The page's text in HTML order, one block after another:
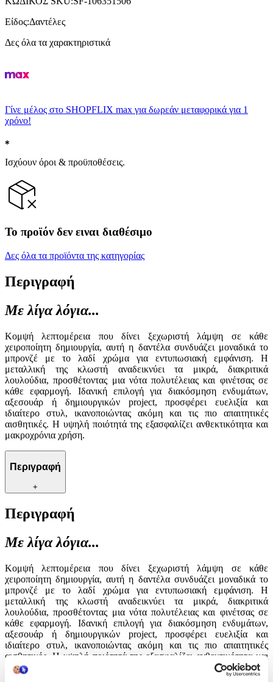
Είδος:Δαντέλες
Δες όλα τα χαρακτηριστικά
Γίνε μέλος στο SHOPFLIX max για δωρεάν μεταφορικά για 1
χρόνο!
Ισχύουν όροι & προϋποθέσεις.
Το προϊόν δεν ειναι διαθέσιμο
Δες όλα τα προϊόντα της κατηγορίας
Περιγραφή
Με λίγα λόγια...
Κομψή λεπτομέρεια που δίνει ξεχωριστή λάμψη σε κάθε
χειροποίητη δημιουργία, αυτή η δαντέλα συνδυάζει μοναδικά το
μπρονζέ με το λαδί χρώμα για εντυπωσιακή εμφάνιση. Η
μεταλλική της κλωστή αναδεικνύει τα μικρά, διακριτικά
λουλούδια, προσθέτοντας μια νότα πολυτέλειας και φινέτσας σε
κάθε εφαρμογή. Ιδανική επιλογή για διακόσμηση ενδυμάτων,
αξεσουάρ ή δημιουργικών project, προσφέρει ευελιξία και
ιδιαίτερο στυλ, ικανοποιώντας ακόμη και τις πιο απαιτητικές
αισθητικές. Η υψηλή ποιότητά της εξασφαλίζει ανθεκτικότητα και
μακροχρόνια χρήση.
Περιγραφή
+
Περιγραφή
Με λίγα λόγια...
Κομψή λεπτομέρεια που δίνει ξεχωριστή λάμψη σε κάθε
χειροποίητη δημιουργία, αυτή η δαντέλα συνδυάζει μοναδικά το
μπρονζέ με το λαδί χρώμα για εντυπωσιακή εμφάνιση. Η
μεταλλική της κλωστή αναδεικνύει τα μικρά, διακριτικά
λουλούδια, προσθέτοντας μια νότα πολυτέλειας και φινέτσας σε
κάθε εφαρμογή. Ιδανική επιλογή για διακόσμηση ενδυμάτων,
αξεσουάρ ή δημιουργικών project, προσφέρει ευελιξία και
ιδιαίτερο στυλ, ικανοποιώντας ακόμη και τις πιο απαιτητικές
αισθητικές. Η υψηλή ποιότητά της εξασφαλίζει ανθεκτικότητα και
μακροχρόνια χρήση.